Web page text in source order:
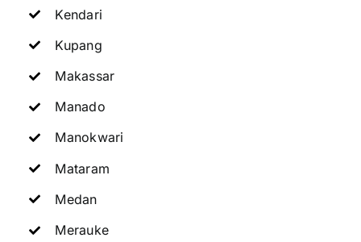
Kendari
Kupang
Makassar
Manado
Manokwari
Mataram
Medan
Merauke